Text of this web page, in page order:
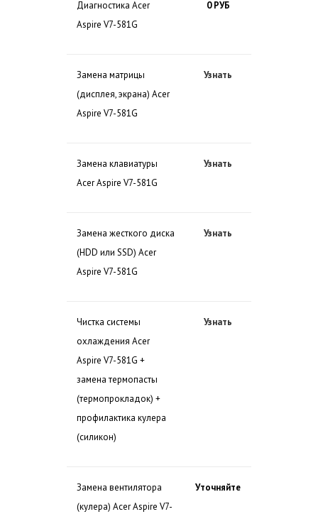
Диагностика Acer
Aspire V7-581G
0 РУБ
Замена матрицы
(дисплея, экрана) Acer
Aspire V7-581G
Узнать
Замена клавиатуры
Acer Aspire V7-581G
Узнать
Замена жесткого диска
(HDD или SSD) Acer
Aspire V7-581G
Узнать
Чистка системы
охлаждения Acer
Aspire V7-581G +
замена термопасты
(термопрокладок) +
профилактика кулера
(силикон)
Узнать
Замена вентилятора
(кулера) Acer Aspire V7-
Уточняйте